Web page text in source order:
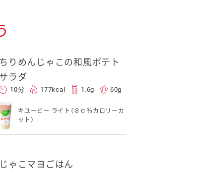
ちりめんじゃこの和風ポテト
サラダ
10分 177kcal 1.6g 60g
キユーピー ライト（８０％カロリーカ
ット）
じゃこマヨごはん